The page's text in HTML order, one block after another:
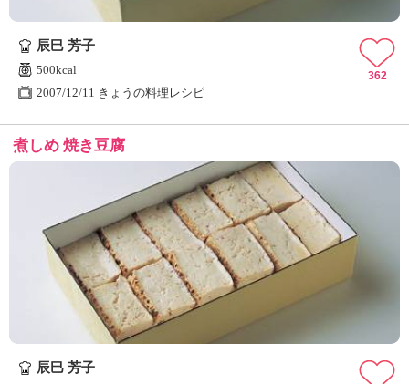
辰巳 芳子
500kcal
2007/12/11 きょうの料理レシピ
362
煮しめ 焼き豆腐
辰巳 芳子